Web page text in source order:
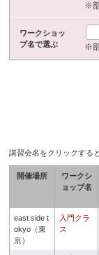
※
ワークショッ
プ名で選ぶ
※
講習会名をクリックする
開催場所
ワークシ
ョップ名
east side t
okyo（東
京）
入門クラ
ス